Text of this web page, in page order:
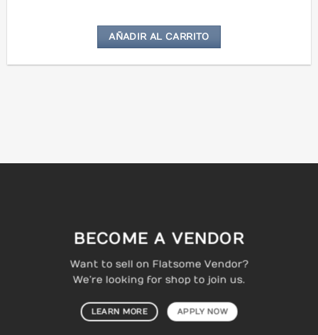
AÑADIR AL CARRITO
BECOME A VENDOR
Want to sell on Flatsome Vendor?
We’re looking for shop to join us.
LEARN MORE APPLY NOW